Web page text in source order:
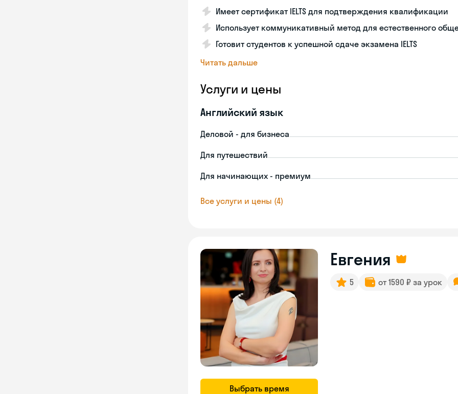
Имеет сертификат IELTS для подтверждения квалификации
Использует коммуникативный метод для естественного
Готовит студентов к успешной сдаче экзамена IELTS
Читать дальше
Услуги и цены
Английский язык
Деловой - для бизнеса
Для путешествий
Для начинающих - премиум
Все услуги и цены (4)
Выбрать время
Евгения
5 от 1590 ₽ за урок